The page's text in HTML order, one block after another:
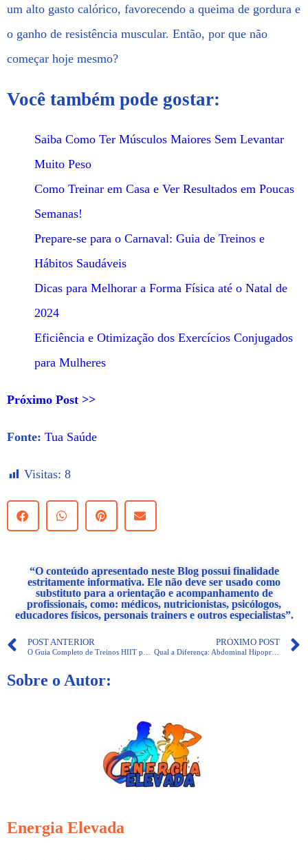
um alto gasto calórico, favorecendo a queima de gordura e
o ganho de resistência muscular. Então, por que não
começar hoje mesmo?
Você também pode gostar:
Saiba Como Ter Músculos Maiores Sem Levantar
Muito Peso
Como Treinar em Casa e Ver Resultados em Poucas
Semanas!
Prepare-se para o Carnaval: Guia de Treinos e
Hábitos Saudáveis
Dicas para Melhorar a Forma Física até o Natal de
2024
Eficiência e Otimização dos Exercícios Conjugados
para Mulheres
Próximo Post >>
Fonte: Tua Saúde
Visitas: 8
“O conteúdo apresentado neste Blog possui finalidade
estritamente informativa. Ele não deve ser usado como
substituto para a orientação e acompanhamento de
profissionais, como: médicos, nutricionistas, psicólogos,
educadores físicos, personais trainers e outros especialistas”.
POST ANTERIOR PRÓXIMO POST
Qual a Diferença: Abdominal Hipopressivo x Respiração Vacuum?
Sobre o Autor:
Energia Elevada